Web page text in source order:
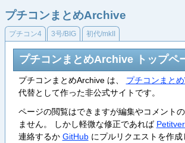
プチコンまとめArchive
プチコン4 3号/BIG 初代/mkII
プチコンまとめArchive トップペ
プチコンまとめArchive は、 プチコンまと
代替として作った非公式サイトです。
ページの閲覧はできますが編集やコメント
ません。 しかし軽微な修正であれば
連絡するか GitHubにプルリクエストを作成